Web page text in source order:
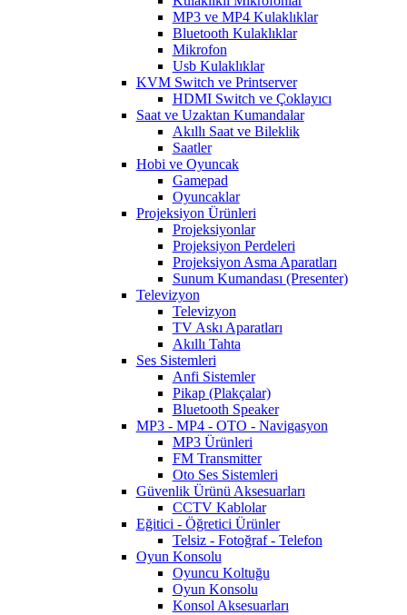
MP3 ve MP4 Kulaklıklar
Bluetooth Kulaklıklar
Mikrofon
Usb Kulaklıklar
KVM Switch ve Printserver
HDMI Switch ve Çoklayıcı
Saat ve Uzaktan Kumandalar
Akıllı Saat ve Bileklik
Saatler
Hobi ve Oyuncak
Gamepad
Oyuncaklar
Projeksiyon Ürünleri
Projeksiyonlar
Projeksiyon Perdeleri
Projeksiyon Asma Aparatları
Sunum Kumandası (Presenter)
Televizyon
Televizyon
TV Askı Aparatları
Akıllı Tahta
Ses Sistemleri
Anfi Sistemler
Pikap (Plakçalar)
Bluetooth Speaker
MP3 - MP4 - OTO - Navigasyon
MP3 Ürünleri
FM Transmitter
Oto Ses Sistemleri
Güvenlik Ürünü Aksesuarları
CCTV Kablolar
Eğitici - Öğretici Ürünler
Telsiz - Fotoğraf - Telefon
Oyun Konsolu
Oyuncu Koltuğu
Oyun Konsolu
Konsol Aksesuarları